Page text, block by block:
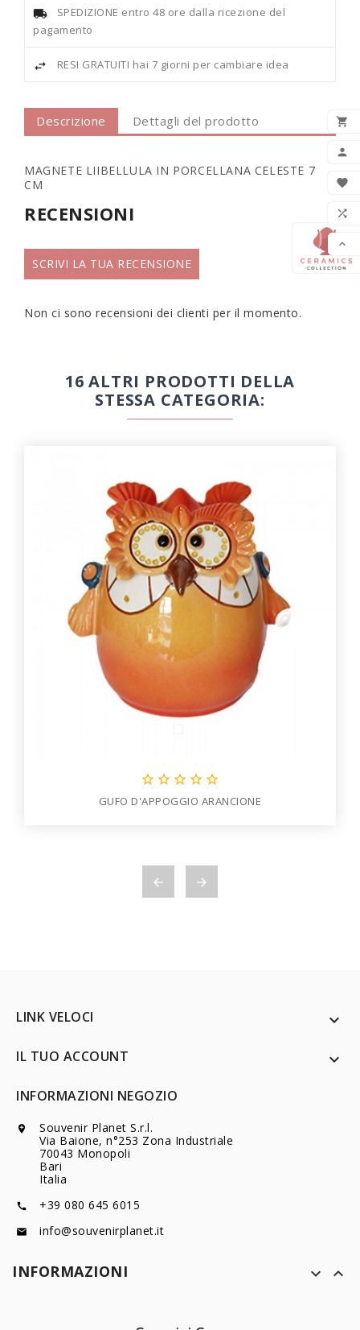





SPEDIZIONE entro 48 ore dalla ricezione del
pagamento
RESI GRATUITI hai 7 giorni per cambiare idea
Descrizione Dettagli del prodotto
MAGNETE LIIBELLULA IN PORCELLANA CELESTE 7
CM
RECENSIONI
SCRIVI LA TUA RECENSIONE
Non ci sono recensioni dei clienti per il momento.
16 ALTRI PRODOTTI DELLA
STESSA CATEGORIA:
    
GUFO D'APPOGGIO ARANCIONE
 
LINK VELOCI 
IL TUO ACCOUNT 
INFORMAZIONI NEGOZIO

Souvenir Planet S.r.l.
Via Baione, n°253 Zona Industriale
70043 Monopoli
Bari
Italia
 +39 080 645 6015
 info@souvenirplanet.it
INFORMAZIONI  